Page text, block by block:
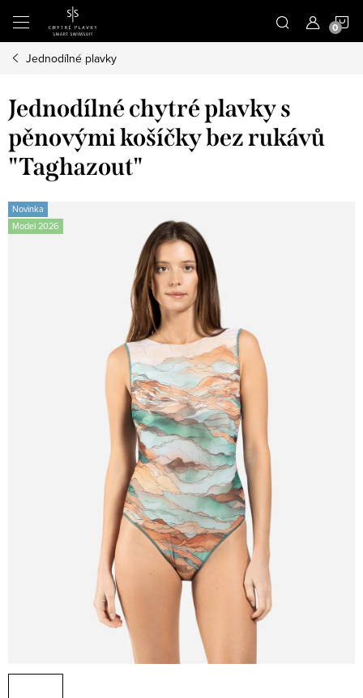
obsah
Jednodílné plavky
Jednodílné chytré plavky s
pěnovými košíčky bez rukávů
"Taghazout"
Novinka
Model 2026